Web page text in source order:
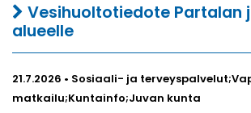
Vesihuoltotiedote Partalan
alueelle
21.7.2026 • Sosiaali- ja
matkailu;Kuntainfo;Juvan kunta